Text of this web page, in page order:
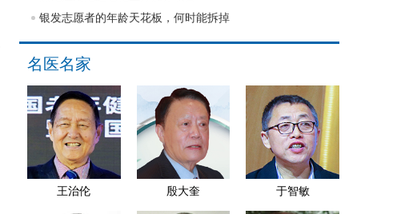
银发志愿者的年龄天花板，何时能拆掉
名医名家
王治伦 殷大奎 于智敏